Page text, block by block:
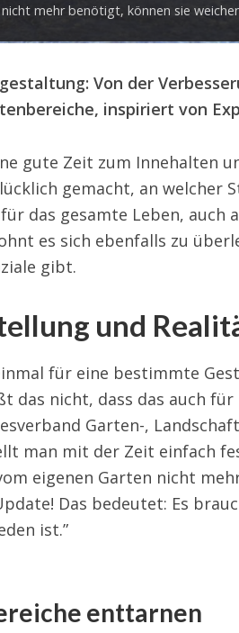
mehr benötigt, können sie
Von der
inspiriert von
gute Zeit zum Innehalten
gemacht, an welcher
das gesamte Leben, auch
es sich ebenfalls zu
gibt.
und
für eine bestimmte
das nicht, dass das auch
Garten-,
man mit der Zeit einfach
eigenen Garten nicht
Das bedeutet: Es
ist.”
enttarnen